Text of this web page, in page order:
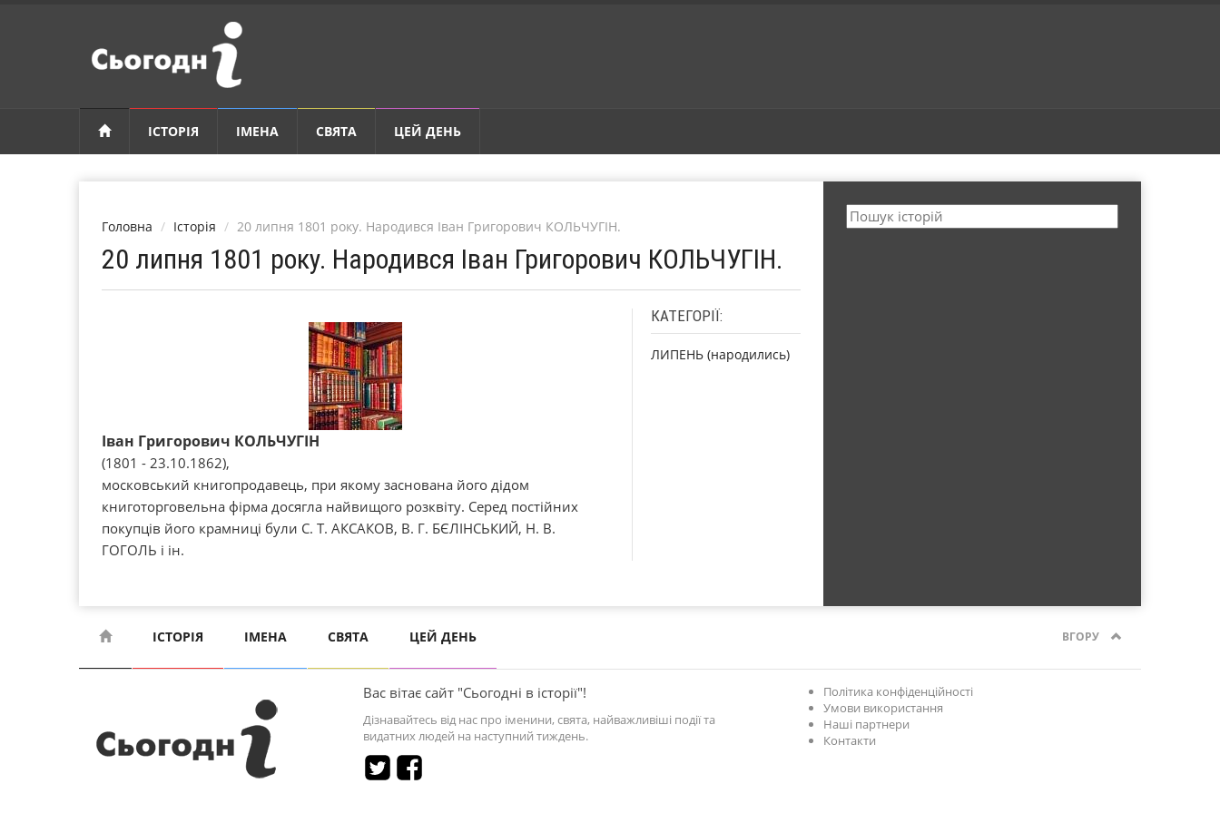
ІСТОРІЯ ІМЕНА СВЯТА ЦЕЙ ДЕНЬ
Головна Історія 20 липня 1801 року. Народився Іван Григорович КОЛЬЧУГІН.
20 липня 1801 року. Народився Іван Григорович КОЛЬЧУГІН.
Іван Григорович КОЛЬЧУГІН
(1801 - 23.10.1862),
московський книгопродавець, при якому заснована його дідом
книготорговельна фірма досягла найвищого розквіту. Серед постійних
покупців його крамниці були С. Т. АКСАКОВ, В. Г. БЄЛІНСЬКИЙ, Н. В.
ГОГОЛЬ і ін.
КАТЕГОРІЇ:
ЛИПЕНЬ (народились)
ІСТОРІЯ ІМЕНА СВЯТА ЦЕЙ ДЕНЬ ВГОРУ
Вас вітає сайт "Сьогодні в історії"!
Дізнавайтесь від нас про іменини, свята, найважливіші події та
видатних людей на наступний тиждень.
Політика конфіденційності
Умови використання
Наші партнери
Контакти